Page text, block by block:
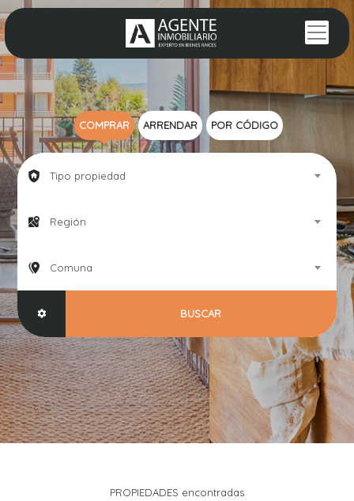
COMPRAR ARRENDAR POR CÓDIGO
Tipo propiedad
Región
Comuna
BUSCAR
PROPIEDADES encontradas